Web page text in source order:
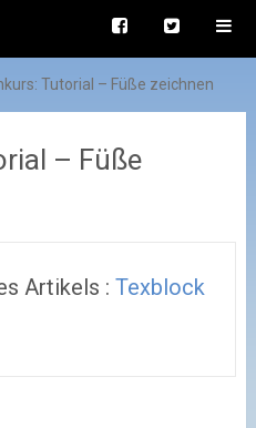
Tutorial – Füße zeichnen
– Füße
Artikels :Texblock